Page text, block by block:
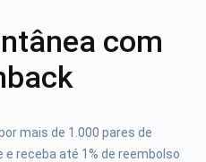
com
mais de 1.000 pares de
receba até 1% de reembolso